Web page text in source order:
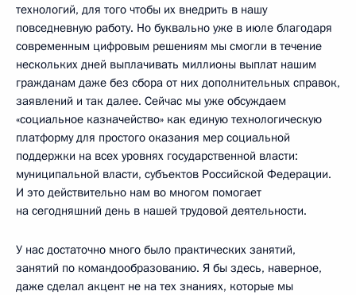
технологий, для того чтобы их внедрить в нашу
повседневную работу. Но буквально уже в июле благодаря
современным цифровым решениям мы смогли в течение
нескольких дней выплачивать миллионы выплат нашим
гражданам даже без сбора от них дополнительных справок,
заявлений и так далее. Сейчас мы уже обсуждаем
«социальное казначейство» как единую технологическую
платформу для простого оказания мер социальной
поддержки на всех уровнях государственной власти:
муниципальной власти, субъектов Российской Федерации.
И это действительно нам во многом помогает
на сегодняшний день в нашей трудовой деятельности.
У нас достаточно много было практических занятий,
занятий по командообразованию. Я бы здесь, наверное,
даже сделал акцент не на тех знаниях, которые мы